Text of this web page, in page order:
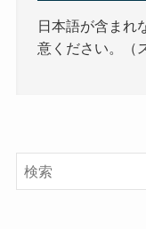
日本語が含まれ
意ください。（